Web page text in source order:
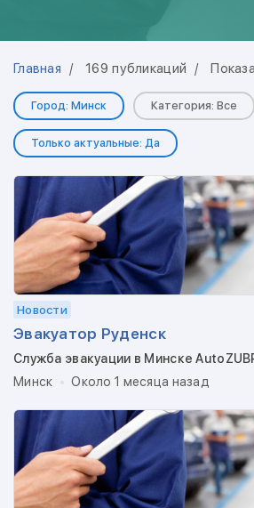
Главная 169 публикаций
Город: Минск Категория: Все
Только актуальные: Да
Новости
Эвакуатор Руденск
Служба эвакуации в Минске
Минск
Около 1 месяца назад